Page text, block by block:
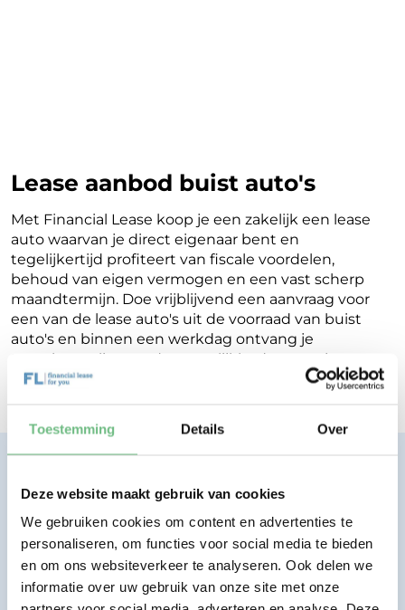
Toestemming Details Over
Deze website maakt gebruik van cookies
We gebruiken cookies om content en advertenties te
personaliseren, om functies voor social media te bieden
en om ons websiteverkeer te analyseren. Ook delen we
informatie over uw gebruik van onze site met onze
Lease aanbod buist auto's
Met Financial Lease koop je een zakelijk een lease
auto waarvan je direct eigenaar bent en
tegelijkertijd profiteert van fiscale voordelen,
behoud van eigen vermogen en een vast scherp
maandtermijn. Doe vrijblijvend een aanvraag voor
een van de lease auto's uit de voorraad van buist
auto's en binnen een werkdag ontvang je
terugkoppeling op de mogelijkheden voor jouw
Financial Lease.
Eenvoudig, transparant, vertrouwd.
Bekijk lease aanbod